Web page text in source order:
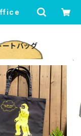
ートバッグ